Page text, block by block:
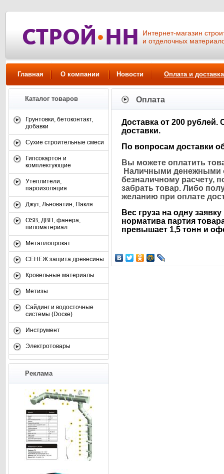
Интернет-магазин
и отделочных
Главная О компании Новости Оплата и доставка
Каталог товаров
Грунтовки, бетоконтакт,
добавки
Сухие строительные смеси
Гипсокартон и
комплектующие
Утеплители,
пароизоляция
Джут, Льноватин, Пакля
OSB, ДВП, фанера,
пиломатериал
Металлопрокат
СЕНЕЖ защита древесины
Кровельные материалы
Метизы
Сайдинг и водосточные
системы (Dоске)
Инструмент
Электротовары
Реклама
Оплата
Доставка от 200 рублей.
доставки.
По вопросам доставки
Вы можете оплатить
Наличными денежными
безналичному расчету,
забрать товар. Либо
желанию при оплате
Вес груза на одну
норматива партия
превышает 1,5 тонн и